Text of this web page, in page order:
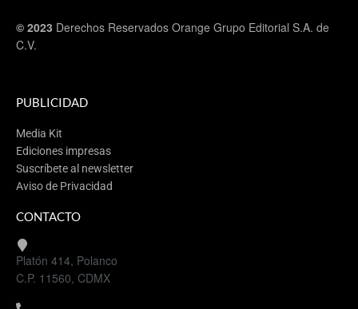
© 2023 Derechos Reservados Orange Grupo Editorial S.A. de
C.V.
PUBLICIDAD
Media Kit
Ediciones impresas
Suscríbete al newsletter
Aviso de Privacidad
CONTACTO
Platón 414, Polanco
C.P. 11560, CDMX